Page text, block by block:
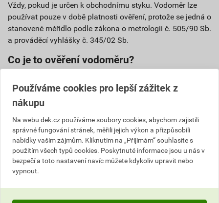
Vždy, pokud je určen k obchodnímu styku. Vodoměr lze
používat pouze v době platnosti ověření, protože se jedná o
stanovené měřidlo podle zákona o metrologii č. 505/90 Sb.
a prováděcí vyhlášky č. 345/02 Sb.
Co je to ověření vodoměru?
potvrzuje, že měřidlo má požadované metrologické
vlastnosti. Ověřené stanovené měřidlo opatří Český
metrologické středisko (AMS) úřední značkou (plombou),
ověřovacím listem nebo obojím. Posouzení shody je
prováděno podle směrnice Evropského parlamentu a Rady
2014/32/EU (MID). Ověření v MID lze poznat podle údaje
na číselníku např. M20, což je rok uvedení měřidla na trh.
Používáme cookies pro lepší zážitek z
nákupu
Na webu dek.cz používáme soubory cookies, abychom zajistili
správné fungování stránek, měřili jejich výkon a přizpůsobili
nabídky vašim zájmům. Kliknutím na „Přijímám“ souhlasíte s
použitím všech typů cookies. Poskytnuté informace jsou u nás v
bezpečí a toto nastavení navíc můžete kdykoliv upravit nebo
vypnout.